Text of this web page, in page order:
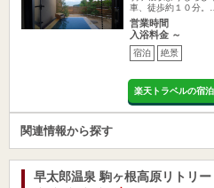
車、徒歩約１０分。…
営業時間
入浴料金 ～
宿泊 絶景
楽天トラベルの宿
関連情報から探す
早太郎温泉 駒ヶ根高原リトリ